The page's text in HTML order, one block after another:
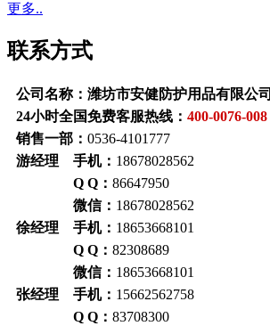
更多..
联系方式
公司名称：潍坊市安健防护用品有限公司
24小时全国免费客服热线： 400-0076-008
销售一部： 0536-4101777
游经理 手机： 18678028562
Q Q： 86647950
微信： 18678028562
徐经理 手机： 18653668101
Q Q： 82308689
微信： 18653668101
张经理 手机： 15662562758
Q Q： 83708300